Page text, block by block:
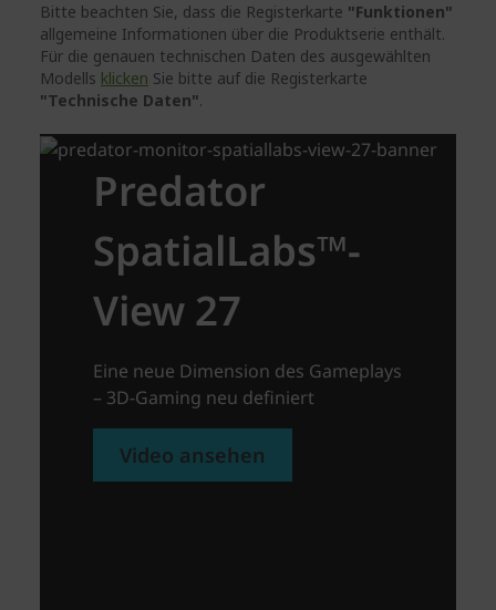
Bitte beachten Sie, dass die Registerkarte "Funktionen"
allgemeine Informationen über die Produktserie enthält.
Für die genauen technischen Daten des ausgewählten
Modells klicken Sie bitte auf die Registerkarte
"Technische Daten".